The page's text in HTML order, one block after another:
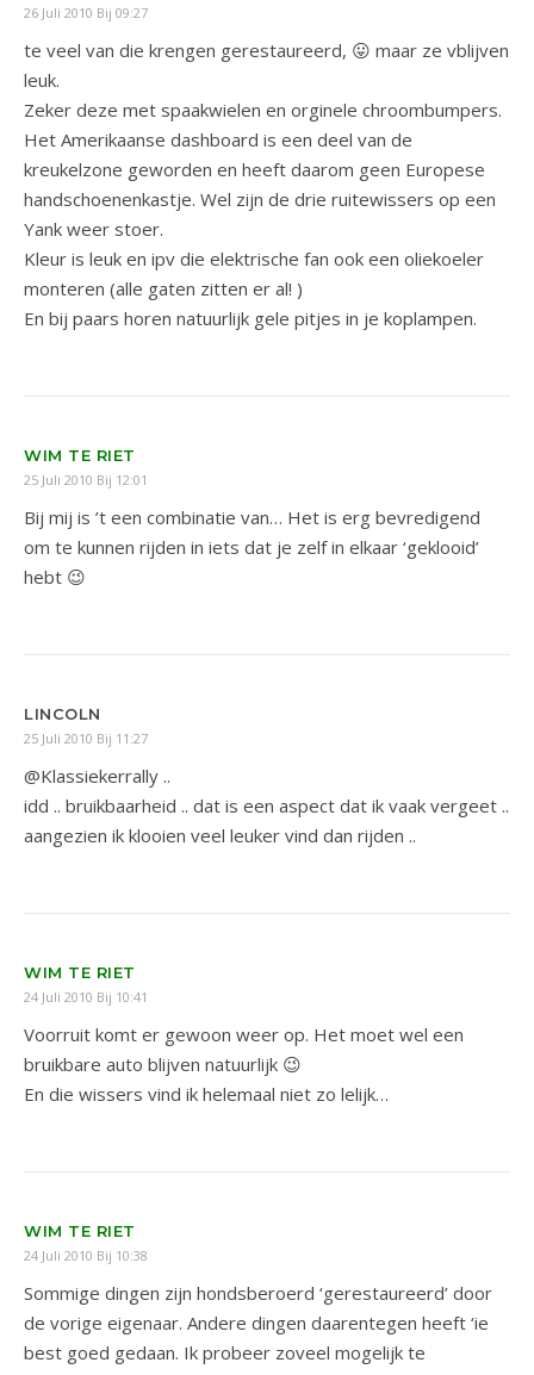
26 Juli 2010 Bij 09:27
te veel van die krengen gerestaureerd, 😛 maar ze vblijven
leuk.
Zeker deze met spaakwielen en orginele chroombumpers.
Het Amerikaanse dashboard is een deel van de
kreukelzone geworden en heeft daarom geen Europese
handschoenenkastje. Wel zijn de drie ruitewissers op een
Yank weer stoer.
Kleur is leuk en ipv die elektrische fan ook een oliekoeler
monteren (alle gaten zitten er al! )
En bij paars horen natuurlijk gele pitjes in je koplampen.
WIM TE RIET
25 Juli 2010 Bij 12:01
Bij mij is ’t een combinatie van… Het is erg bevredigend
om te kunnen rijden in iets dat je zelf in elkaar ‘geklooid’
hebt 😉
LINCOLN
25 Juli 2010 Bij 11:27
@Klassiekerrally ..
idd .. bruikbaarheid .. dat is een aspect dat ik vaak vergeet ..
aangezien ik klooien veel leuker vind dan rijden ..
WIM TE RIET
24 Juli 2010 Bij 10:41
Voorruit komt er gewoon weer op. Het moet wel een
bruikbare auto blijven natuurlijk 😉
En die wissers vind ik helemaal niet zo lelijk…
WIM TE RIET
24 Juli 2010 Bij 10:38
Sommige dingen zijn hondsberoerd ‘gerestaureerd’ door
de vorige eigenaar. Andere dingen daarentegen heeft ‘ie
best goed gedaan. Ik probeer zoveel mogelijk te